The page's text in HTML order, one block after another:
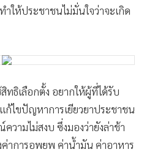
ให้ประชาชนไม่มั่นใจว่าจะเกิด
ทธิเลือกตั้ง อยากให้ผู้ที่ได้รับ
ก้ไขปัญหาการเยียวยาประชาชน
วามไม่สงบ ซึ่งมองว่ายังล่าช้า
าการอพยพ ค่าน้ำมัน ค่าอาหาร